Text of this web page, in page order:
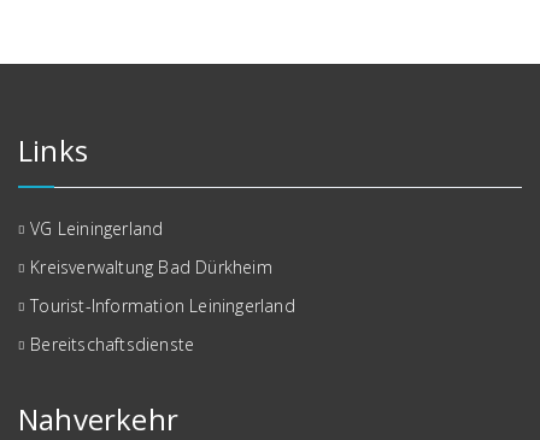
Links
VG Leiningerland
Kreisverwaltung Bad Dürkheim
Tourist-Information Leiningerland
Bereitschaftsdienste
Nahverkehr